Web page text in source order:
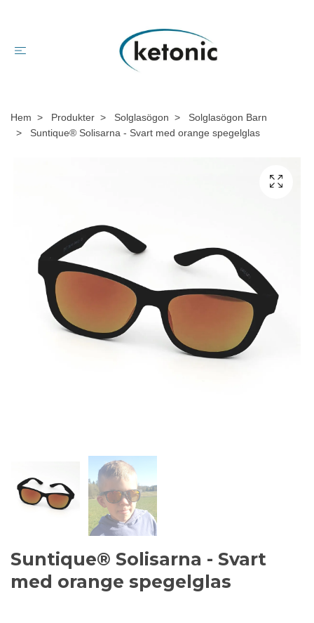
Hem Produkter Solglasögon
Solglasögon Barn
Suntique® Solisarna - Svart med orange spegelglas
Suntique® Solisarna - Svart
med orange spegelglas